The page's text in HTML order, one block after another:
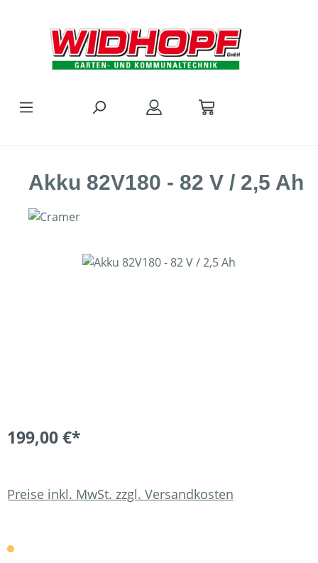
Akku 82V180 - 82 V / 2,5 Ah
Bildergalerie überspringen
199,00 €*
Preise inkl. MwSt. zzgl. Versandkosten